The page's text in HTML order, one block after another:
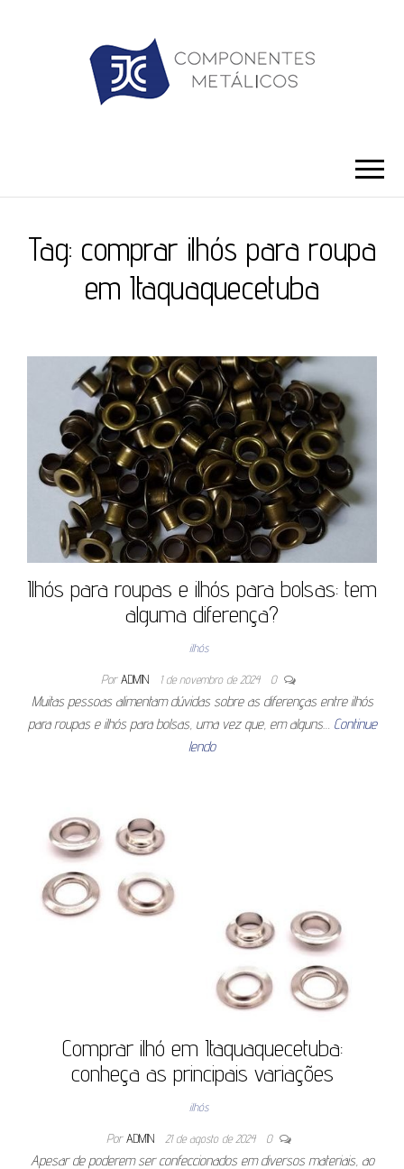
Tag: comprar ilhós para roupa
em Itaquaquecetuba
Ilhós para roupas e ilhós para bolsas: tem
alguma diferença?
ilhós
Por ADMIN 1 de novembro de 2024 0
Muitas pessoas alimentam dúvidas sobre as diferenças entre ilhós
para roupas e ilhós para bolsas, uma vez que, em alguns… Continue
lendo
Comprar ilhó em Itaquaquecetuba:
conheça as principais variações
ilhós
Por ADMIN 21 de agosto de 2024 0
Apesar de poderem ser confeccionados em diversos materiais, ao